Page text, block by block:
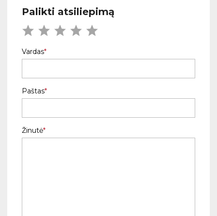
Palikti atsiliepimą
Vardas
Paštas
Žinutė